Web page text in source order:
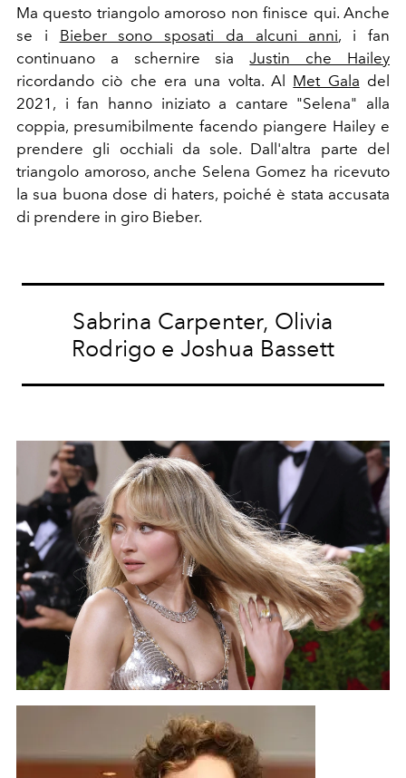
Ma questo triangolo amoroso non finisce qui. Anche
se i Bieber sono sposati da alcuni anni, i fan
continuano a schernire siaJustin che Hailey
ricordando ciò che era una volta. Al Met Gala del
2021, i fan hanno iniziato a cantare "Selena" alla
coppia, presumibilmente facendo piangere Hailey e
prendere gli occhiali da sole. Dall'altra parte del
triangolo amoroso, anche Selena Gomez ha ricevuto
la sua buona dose di haters, poiché è stata accusata
di prendere in giro Bieber.
Sabrina Carpenter, Olivia
Rodrigo e Joshua Bassett